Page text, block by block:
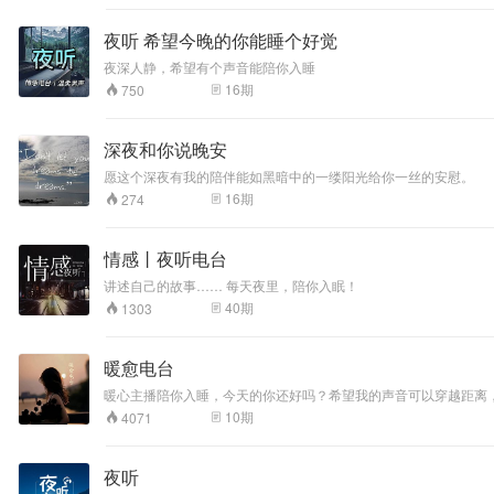
夜听 希望今晚的你能睡个好觉
夜深人静，希望有个声音能陪你入睡
750
16期
深夜和你说晚安
愿这个深夜有我的陪伴能如黑暗中的一缕阳光给你一丝的安慰。
274
16期
情感丨夜听电台
讲述自己的故事…… 每天夜里，陪你入眠！
1303
40期
暖愈电台
暖心主播陪你入睡，今天的你还好吗？希望我的声音可以穿越距离
4071
10期
夜听